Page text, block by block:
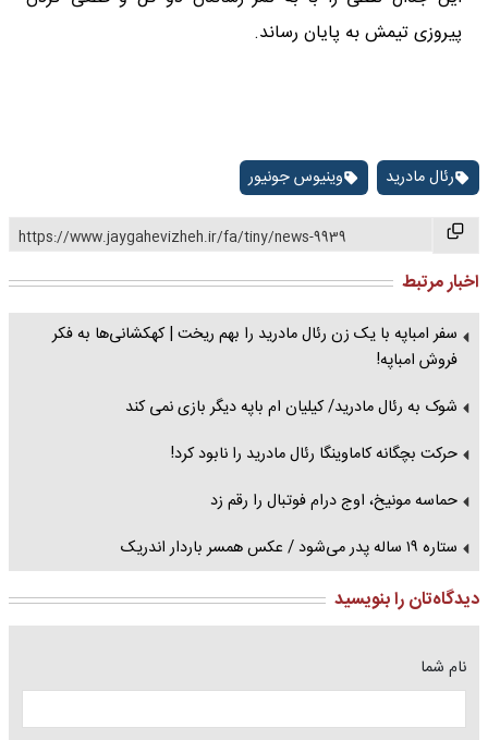
پیروزی تیمش به پایان رساند.
رئال مادرید وینیوس جونیور
https://www.jaygahevizheh.ir/fa/tiny/news-9939
اخبار مرتبط
سفر امباپه با یک زن رئال مادرید را بهم ریخت | کهکشانی‌ها به فکر
فروش امباپه!
شوک به رئال مادرید/ کیلیان ام باپه دیگر بازی نمی کند
حرکت بچگانه کاماوینگا رئال مادرید را نابود کرد!
حماسه مونیخ، اوج درام فوتبال را رقم زد
ستاره ۱۹ ساله پدر می‌شود / عکس همسر باردار اندریک
دیدگاه‌تان را بنویسید
نام شما